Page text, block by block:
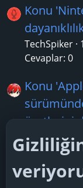
Konu
TechSpiker
Cevaplar: 0
Konu
özetlerini
Boreas28
Cevaplar: 3
Konu